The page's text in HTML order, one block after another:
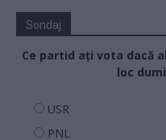
Sondaj
Ce partid ați vota dacă
loc
USR
PNL